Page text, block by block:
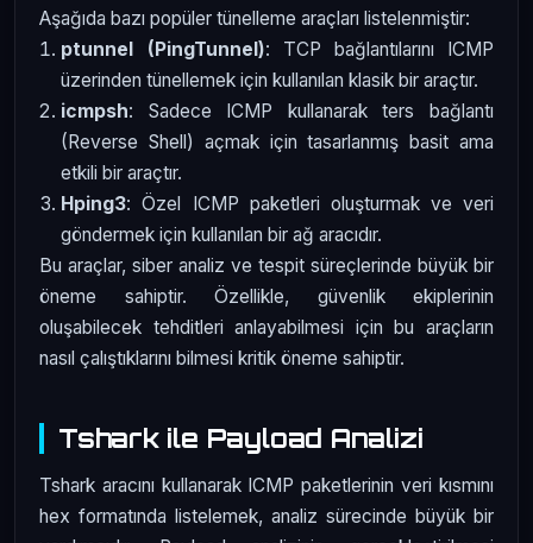
Aşağıda bazı popüler tünelleme araçları listelenmiştir:
ptunnel (PingTunnel): TCP bağlantılarını ICMP
üzerinden tünellemek için kullanılan klasik bir araçtır.
icmpsh: Sadece ICMP kullanarak ters bağlantı
(Reverse Shell) açmak için tasarlanmış basit ama
etkili bir araçtır.
Hping3: Özel ICMP paketleri oluşturmak ve veri
göndermek için kullanılan bir ağ aracıdır.
Bu araçlar, siber analiz ve tespit süreçlerinde büyük bir
öneme sahiptir. Özellikle, güvenlik ekiplerinin
oluşabilecek tehditleri anlayabilmesi için bu araçların
nasıl çalıştıklarını bilmesi kritik öneme sahiptir.
Tshark ile Payload Analizi
Tshark aracını kullanarak ICMP paketlerinin veri kısmını
hex formatında listelemek, analiz sürecinde büyük bir